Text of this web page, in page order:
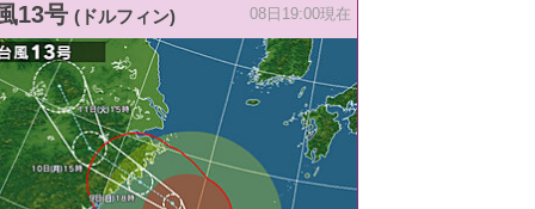
13号 (ドルフィン) 08日19:00現在